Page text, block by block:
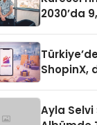
2030’da
ShopinX,
Ayla Selvi